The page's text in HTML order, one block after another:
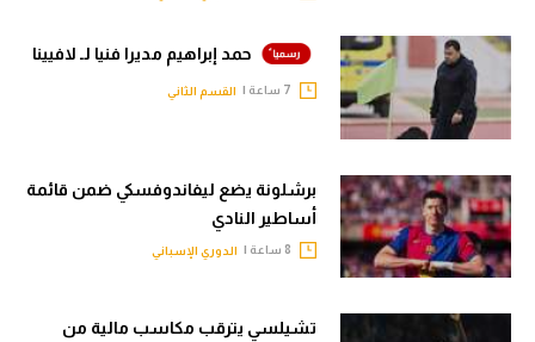
حمد إبراهيم مديرا فنيا لـ لافيينا
القسم الثاني
برشلونة يضع ليفاندوفسكي ضمن قائمة
أساطير النادي
الدوري الإسباني
تشيلسي يترقب مكاسب مالية من